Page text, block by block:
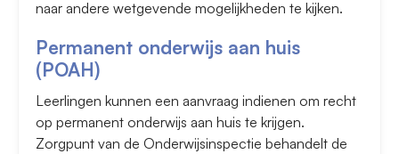
naar andere wetgevende mogelijkheden te kijken.
Permanent onderwijs aan huis
(POAH)
Leerlingen kunnen een aanvraag indienen om recht
op permanent onderwijs aan huis te krijgen.
Zorgpunt van de Onderwijsinspectie behandelt de